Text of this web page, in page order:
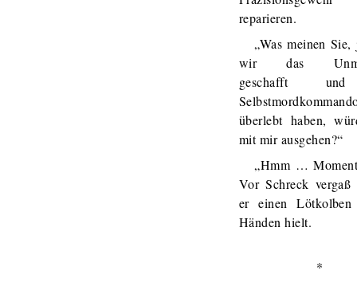
reparieren.
„Was meinen
wir das
geschafft
überlebt haben,
mit mir ausgehen?“
„Hmm …
Vor Schreck vergaß
er einen
Händen hielt.
*